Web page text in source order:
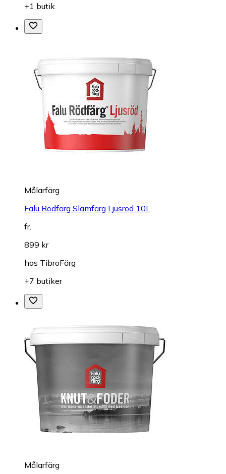
+1 butik
Målarfärg
Falu Rödfärg Slamfärg Ljusröd 10L
fr.
899 kr
hos TibroFärg
+7 butiker
Målarfärg